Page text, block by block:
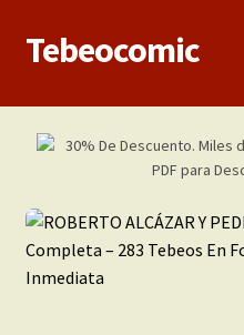
Ir
Ir
al
Tebeocomic
Inicio
Franco-Belga
Adultos